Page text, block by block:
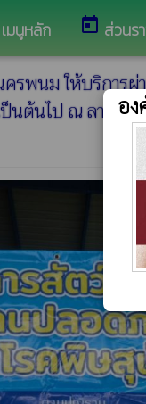
เมนูหลัก today ส่วนร
รพนม ให้บริการ
นต้นไป ณ ลานอเ
อ